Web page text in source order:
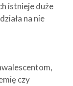
istnieje duże
na nie
czy